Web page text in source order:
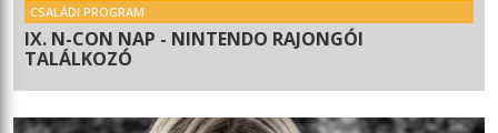
CSALÁDI PROGRAM
IX. N-CON NAP - NINTENDO RAJONGÓI
TALÁLKOZÓ